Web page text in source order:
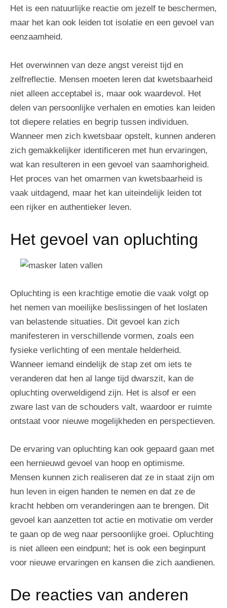
Het is een natuurlijke reactie om jezelf te beschermen,
maar het kan ook leiden tot isolatie en een gevoel van
eenzaamheid.
Het overwinnen van deze angst vereist tijd en
zelfreflectie. Mensen moeten leren dat kwetsbaarheid
niet alleen acceptabel is, maar ook waardevol. Het
delen van persoonlijke verhalen en emoties kan leiden
tot diepere relaties en begrip tussen individuen.
Wanneer men zich kwetsbaar opstelt, kunnen anderen
zich gemakkelijker identificeren met hun ervaringen,
wat kan resulteren in een gevoel van saamhorigheid.
Het proces van het omarmen van kwetsbaarheid is
vaak uitdagend, maar het kan uiteindelijk leiden tot
een rijker en authentieker leven.
Het gevoel van opluchting
Opluchting is een krachtige emotie die vaak volgt op
het nemen van moeilijke beslissingen of het loslaten
van belastende situaties. Dit gevoel kan zich
manifesteren in verschillende vormen, zoals een
fysieke verlichting of een mentale helderheid.
Wanneer iemand eindelijk de stap zet om iets te
veranderen dat hen al lange tijd dwarszit, kan de
opluchting overweldigend zijn. Het is alsof er een
zware last van de schouders valt, waardoor er ruimte
ontstaat voor nieuwe mogelijkheden en perspectieven.
De ervaring van opluchting kan ook gepaard gaan met
een hernieuwd gevoel van hoop en optimisme.
Mensen kunnen zich realiseren dat ze in staat zijn om
hun leven in eigen handen te nemen en dat ze de
kracht hebben om veranderingen aan te brengen. Dit
gevoel kan aanzetten tot actie en motivatie om verder
te gaan op de weg naar persoonlijke groei. Opluchting
is niet alleen een eindpunt; het is ook een beginpunt
voor nieuwe ervaringen en kansen die zich aandienen.
De reacties van anderen